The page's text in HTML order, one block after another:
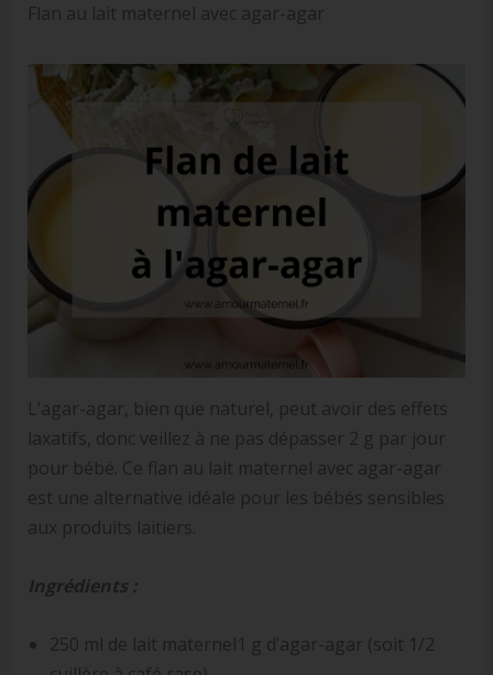
Flan au lait maternel avec agar-agar
L’agar-agar, bien que naturel, peut avoir des effets
laxatifs, donc veillez à ne pas dépasser 2 g par jour
pour bébé. Ce flan au lait maternel avec agar-agar
est une alternative idéale pour les bébés sensibles
aux produits laitiers.
Ingrédients :
250 ml de lait maternel1 g d’agar-agar (soit 1/2